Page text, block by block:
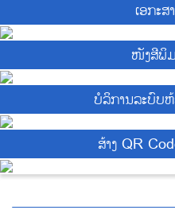
ເອກະ
ໜັງສີພິ
ບໍ​ລິ​ການ​ລະບົບ
ສ້າງ QR